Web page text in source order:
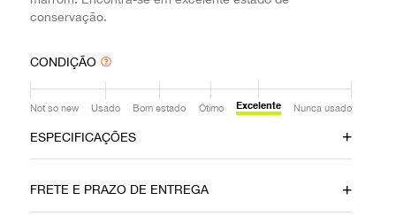
conservação.
CONDIÇÃO
Not so new Usado Bom estado Ótimo Excelente Nunca usado
ESPECIFICAÇÕES
7102024 Brasília
FRETE E PRAZO DE ENTREGA